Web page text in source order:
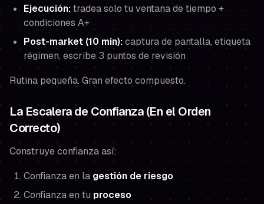
Ejecución:tradea solo tu ventana de tiempo +
condiciones A+
Post-market (10 min):captura de pantalla, etiqueta
régimen, escribe 3 puntos de revisión
Rutina pequeña. Gran efecto compuesto.
La Escalera de Confianza (En el Orden
Correcto)
Construye confianza así:
Confianza en la gestión de riesgo
Confianza en tu proceso